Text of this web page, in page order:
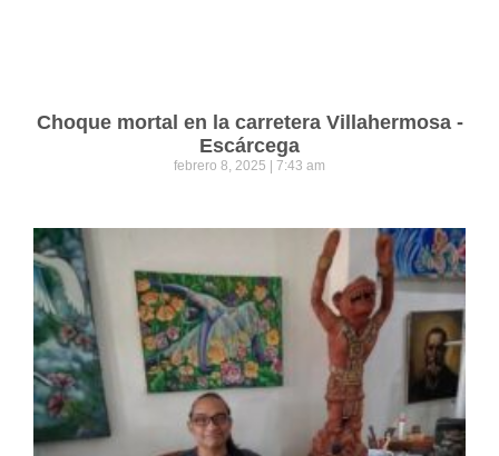
Choque mortal en la carretera Villahermosa -
Escárcega
febrero 8, 2025 7:43 am